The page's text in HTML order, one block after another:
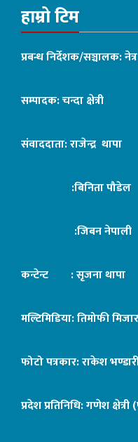
हाम्रो टिम
प्रबन्ध निर्देशक/सञ्चालक: नेत्र
सम्पादक: चन्दा क्षेत्री
संवाददाता: राजेन्द्र थापा
:बिनिता पौडेल
:जिबन नेपाली
कन्टेन्ट : सृजना थापा
मल्टिमिडिया: तिमोफी
फोटो पत्रकार: राकेश
प्रदेश प्रतिनिधि: गणेश क्षेत्री